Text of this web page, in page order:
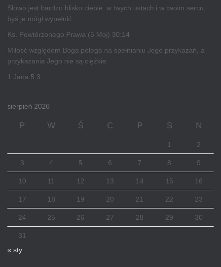
Słowo jest bardzo blisko ciebie: w twych ustach i w twoim sercu,
byś je mógł wypełnić.
Ks. Powtórzonego Prawa (5 Moj) 30:14
Miłość względem Boga polega na spełnianiu Jego przykazań, a
przykazania Jego nie są ciężkie.
1 Jana 5:3
sierpień 2026
P W Ś C P S N
1 2
3 4 5 6 7 8 9
10 11 12 13 14 15 16
17 18 19 20 21 22 23
24 25 26 27 28 29 30
31
« sty